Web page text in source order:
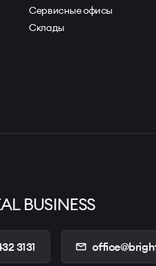
Сервисные офисы
Склады
BUSINESS
3131